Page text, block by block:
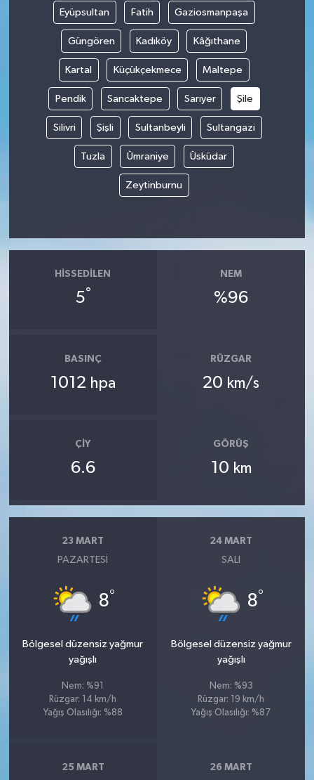
Eyüpsultan Fatih Gaziosmanpaşa
Güngören Kadıköy Kâğıthane
Kartal Küçükçekmece Maltepe
Pendik Sancaktepe Sarıyer Şile
Silivri Şişli Sultanbeyli Sultangazi
Tuzla Ümraniye Üsküdar
Zeytinburnu
HISSEDILEN
5°
NEM
%96
BASINÇ
1012 hpa
RÜZGAR
20 km/s
ÇIY
6.6
GÖRÜŞ
10 km
23 MART
PAZARTESI
8°
Bölgesel düzensiz yağmur
yağışlı
Nem: %91
Rüzgar: 14 km/h
Yağış Olasılığı: %88
24 MART
SALI
8°
Bölgesel düzensiz yağmur
yağışlı
Nem: %93
Rüzgar: 19 km/h
Yağış Olasılığı: %87
25 MART 26 MART